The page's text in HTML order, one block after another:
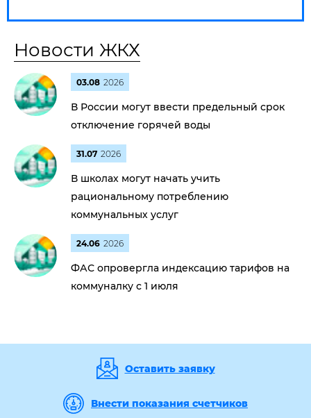
Новости ЖКХ
03.08 2026
В России могут ввести предельный срок
отключение горячей воды
31.07 2026
В школах могут начать учить
рациональному потреблению
коммунальных услуг
24.06 2026
ФАС опровергла индексацию тарифов на
коммуналку с 1 июля
Оставить заявку
Внести показания счетчиков